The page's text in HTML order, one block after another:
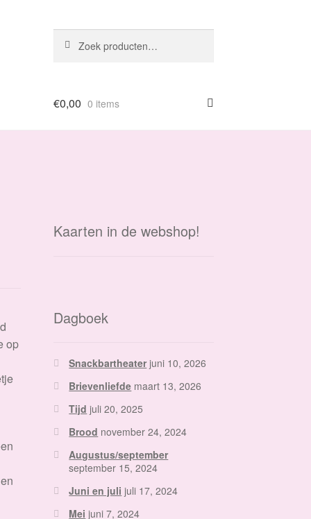
naar:
€0,00 0 items
op
Kaarten in de webshop!
Dagboek
Snackbartheater juni 10, 2026
Brievenliefde maart 13, 2026
Tijd juli 20, 2025
Brood november 24, 2024
Augustus/september
september 15, 2024
Juni en juli juli 17, 2024
Mei juni 7, 2024